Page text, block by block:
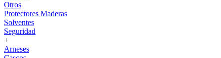
Otros
Protectores Maderas
Solventes
Seguridad
+
Arneses